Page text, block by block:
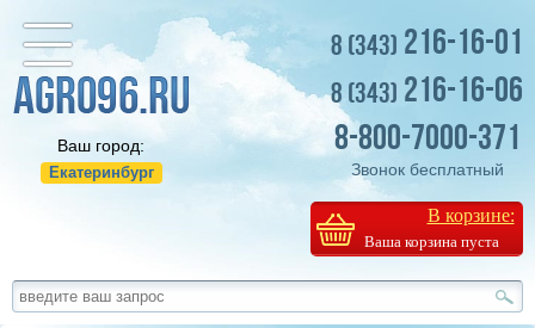
Ваш город:
Екатеринбург
8 (343) 216-16-01
8 (343) 216-16-06
8-800-7000-371
Звонок бесплатный
В корзине:
Ваша корзина пуста